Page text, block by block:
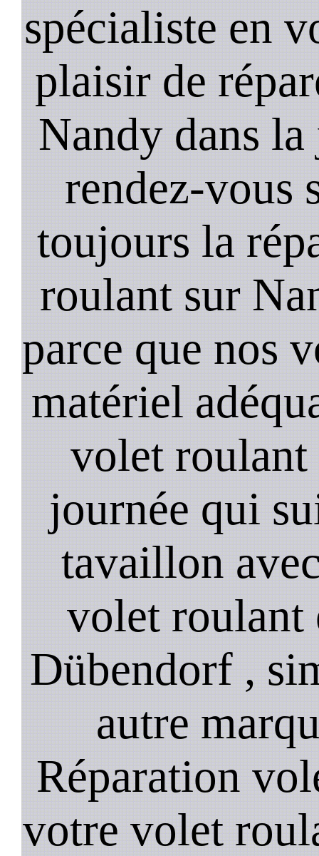
spécialiste en
plaisir de
Nandy dans la
rendez-vous
toujours la
roulant sur
parce que nos
matériel
volet roulant
journée qui
tavaillon
volet roulant
Dübendorf ,
autre
Réparation
votre volet